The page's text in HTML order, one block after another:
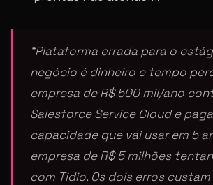
“Plataforma errada para o
negócio é dinheiro e tempo
empresa de R$ 500 mil/ano
Salesforce Service Cloud e
capacidade que vai usar em 5
empresa de R$ 5 milhões
com Tidio. Os dois erros